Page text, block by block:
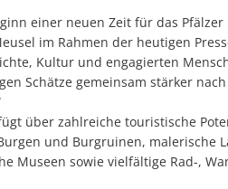
der Verbandsgemeinde
Rats- und
einer neuen Zeit für das Pfälzer
im Rahmen der heutigen
Kultur und engagierten
Schätze gemeinsam stärker
über zahlreiche touristische
und Burgruinen, malerische
Museen sowie vielfältige Rad-,